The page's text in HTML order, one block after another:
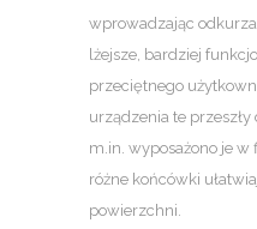
wprowadzając
lżejsze, bardziej
przeciętnego
urządzenia te
m.in. wyposażono je
różne końcówki
powierzchni.